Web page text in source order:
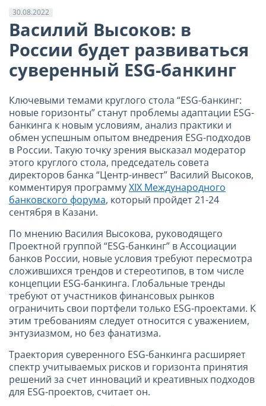
30.08.2022
Василий Высоков: в
России будет развиваться
суверенный ESG-банкинг
Ключевыми темами круглого стола “ESG-банкинг:
новые горизонты” станут проблемы адаптации ESG-
банкинга к новым условиям, анализ практики и
обмен успешным опытом внедрения ESG-подходов
в России. Такую точку зрения высказал модератор
этого круглого стола, председатель совета
директоров банка “Центр-инвест” Василий Высоков,
комментируя программуXIX Международного
банковского форума, который пройдет 21-24
сентября в Казани.
По мнению Василия Высокова, руководящего
Проектной группой “ESG-банкинг” в Ассоциации
банков России, новые условия требуют пересмотра
сложившихся трендов и стереотипов, в том числе
концепции ESG-банкинга. Глобальные тренды
требуют от участников финансовых рынков
ограничить свои портфели только ESG-проектами. К
этим требованиям следует относится с уважением,
энтузиазмом, но без фанатизма.
Траектория суверенного ESG-банкинга расширяет
спектр учитываемых рисков и горизонта принятия
решений за счет инноваций и креативных подходов
для ESG-проектов, считает он.